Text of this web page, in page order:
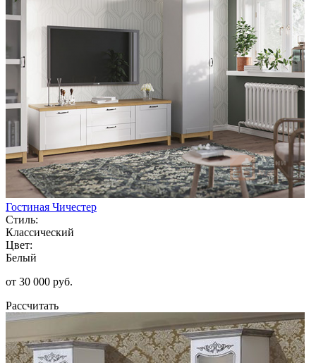
Гостиная Чичестер
Стиль:
Классический
Цвет:
Белый
от 30 000 руб.
Рассчитать